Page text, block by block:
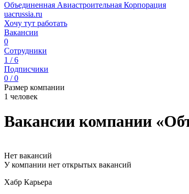
Объединенная Авиастроительная Корпорация
uacrussia.ru
Хочу тут работать
Вакансии
0
Сотрудники
1 / 6
Подписчики
0 / 0
Размер компании
1 человек
Вакансии компании
Нет вакансий
У компании нет открытых вакансий
Хабр Карьера